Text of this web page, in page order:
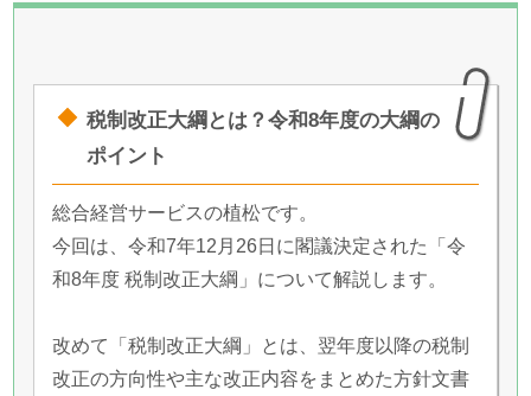
税制改正大綱とは？令和8年度の大綱の
ポイント
総合経営サービスの植松です。
今回は、令和7年12月26日に閣議決定された「令
和8年度 税制改正大綱」について解説します。
改めて「税制改正大綱」とは、翌年度以降の税制
改正の方向性や主な改正内容をまとめた方針文書